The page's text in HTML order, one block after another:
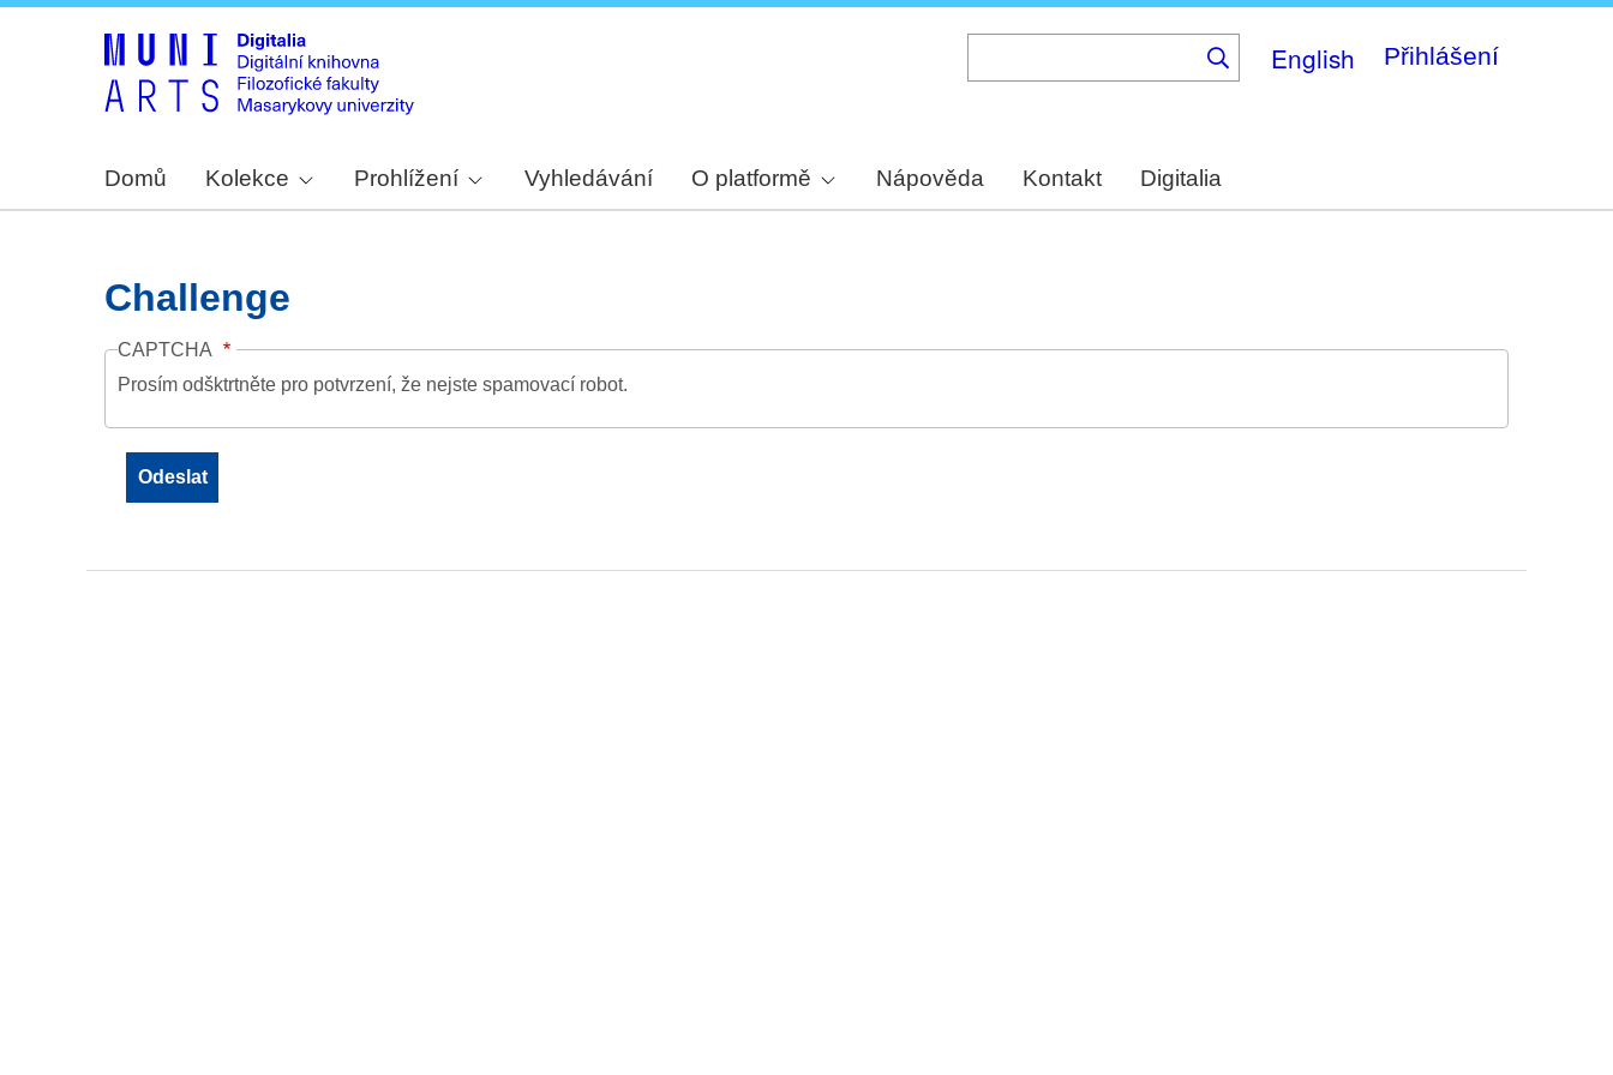
English Přihlášení
Domů Kolekce Prohlížení Vyhledávání O platformě Nápověda Kontakt Digitalia
Challenge
CAPTCHA
Prosím odšktrtněte pro potvrzení, že nejste spamovací robot.